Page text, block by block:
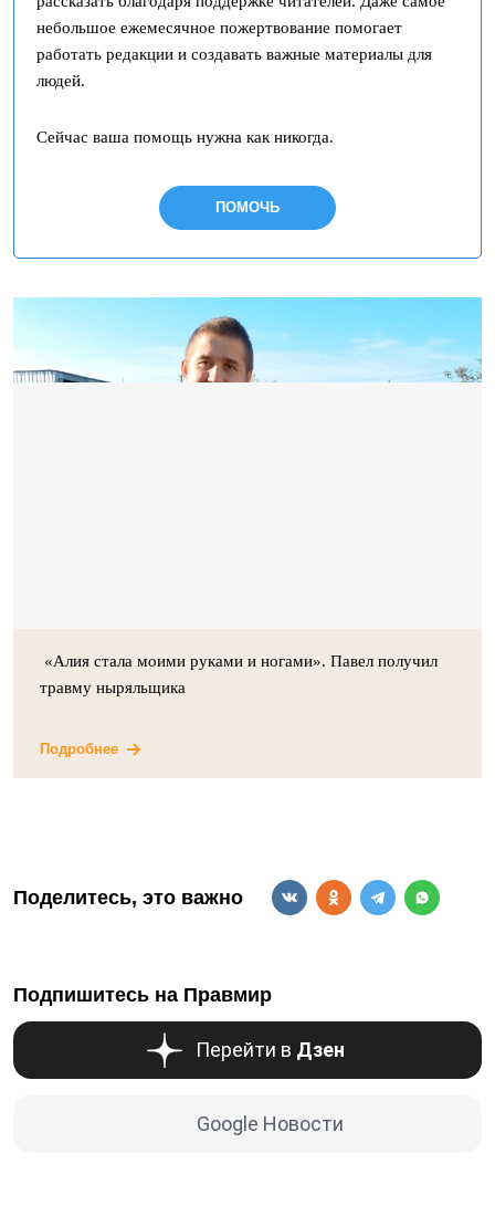
небольшое ежемесячное пожертвование помогает
работать редакции и создавать важные материалы для
людей.
Сейчас ваша помощь нужна как никогда.
ПОМОЧЬ
«Алия стала моими руками и ногами». Павел получил
травму ныряльщика
Подробнее
Поделитесь, это важно
Подпишитесь на Правмир
Перейти в Дзен
Google Новости